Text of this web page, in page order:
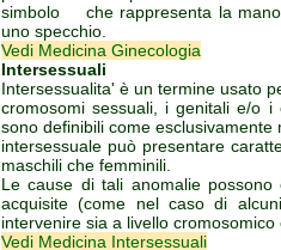
simbolo
che rappresenta la
uno specchio.
Vedi Medicina Ginecologia
Intersessuali
Intersessualita' è un termine usato
cromosomi sessuali, i genitali e/o i
sono definibili come
intersessuale può presentare
maschili che femminili.
Le cause di tali anomalie
acquisite (come nel caso di
intervenire sia a livello
Vedi Medicina Intersessuali